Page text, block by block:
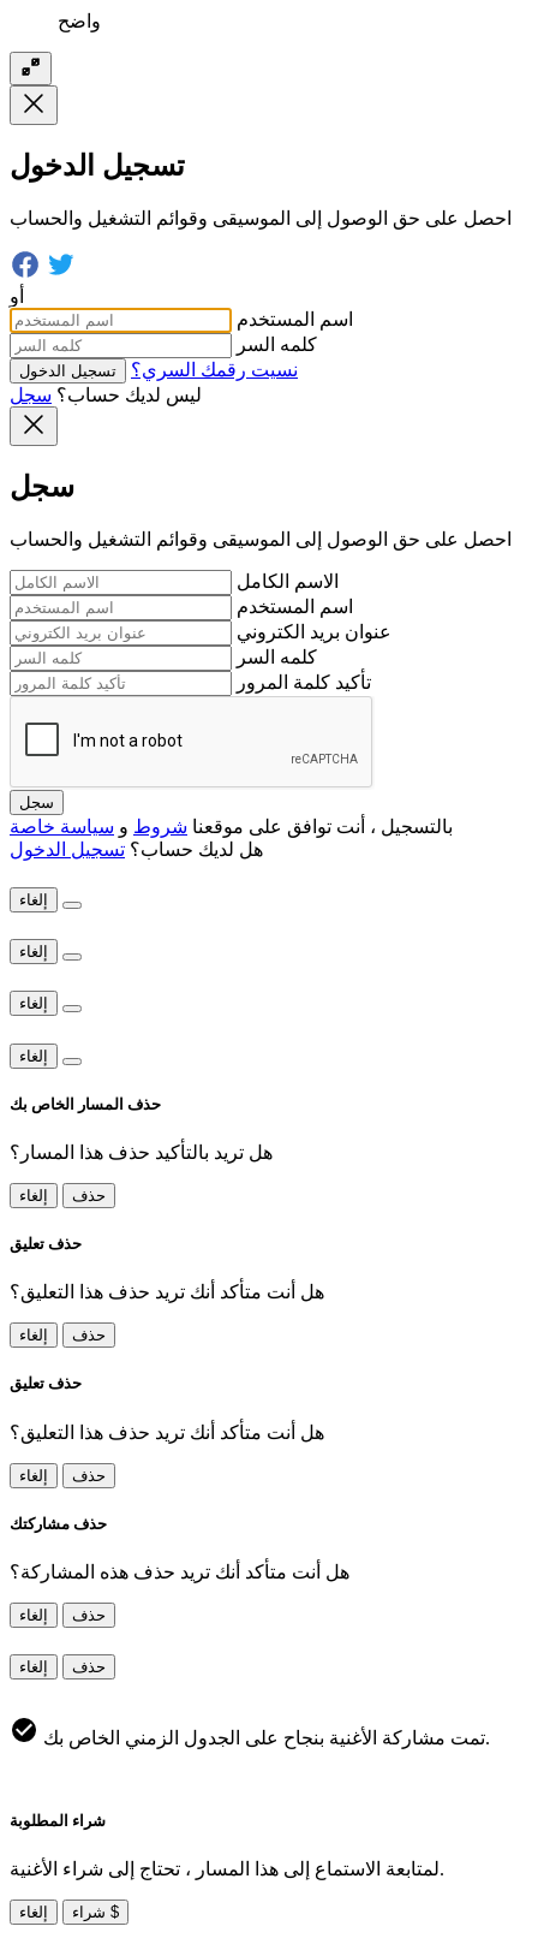
واضح
تسجيل الدخول
احصل على حق الوصول إلى الموسيقى وقوائم التشغيل والحساب
أو
اسم المستخدم
كلمه السر
تسجيل الدخول
نسيت رقمك السري؟
ليس لديك حساب؟ سجل
سجل
احصل على حق الوصول إلى الموسيقى وقوائم التشغيل والحساب
الاسم الكامل
اسم المستخدم
عنوان بريد الكتروني
كلمه السر
تأكيد كلمة المرور
سجل
بالتسجيل ، أنت توافق على موقعنا شروط و سياسة خاصة
هل لديك حساب؟ تسجيل الدخول
إلغاء
إلغاء
إلغاء
إلغاء
حذف المسار الخاص بك
هل تريد بالتأكيد حذف هذا المسار؟
إلغاء حذف
حذف تعليق
هل أنت متأكد أنك تريد حذف هذا التعليق؟
إلغاء حذف
حذف تعليق
هل أنت متأكد أنك تريد حذف هذا التعليق؟
إلغاء حذف
حذف مشاركتك
هل أنت متأكد أنك تريد حذف هذه المشاركة؟
إلغاء حذف
إلغاء حذف
تمت مشاركة الأغنية بنجاح على الجدول الزمني الخاص بك.
شراء المطلوبة
لمتابعة الاستماع إلى هذا المسار ، تحتاج إلى شراء الأغنية.
إلغاء شراء $